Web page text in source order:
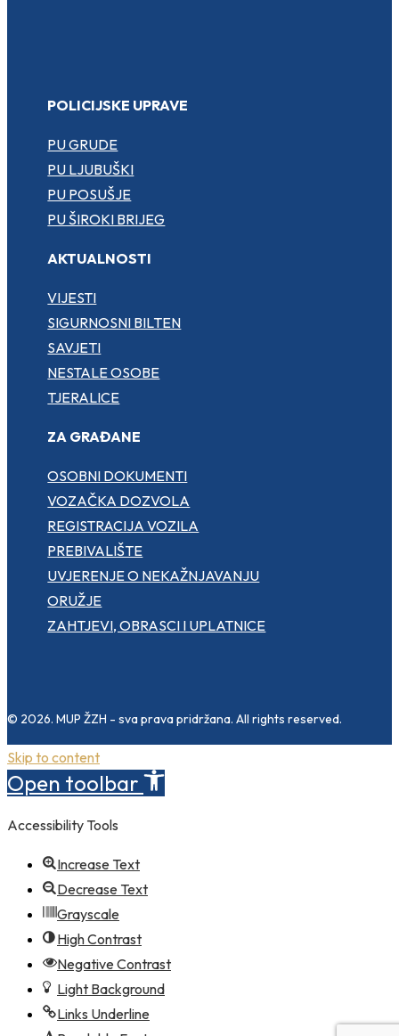
POLICIJSKE UPRAVE
PU GRUDE
PU LJUBUŠKI
PU POSUŠJE
PU ŠIROKI BRIJEG
AKTUALNOSTI
VIJESTI
SIGURNOSNI BILTEN
SAVJETI
NESTALE OSOBE
TJERALICE
ZA GRAĐANE
OSOBNI DOKUMENTI
VOZAČKA DOZVOLA
REGISTRACIJA VOZILA
PREBIVALIŠTE
UVJERENJE O NEKAŽNJAVANJU
ORUŽJE
ZAHTJEVI, OBRASCI I UPLATNICE
© 2026. MUP ŽZH - sva prava pridržana. All rights reserved.
Skip to content
Open toolbar
Accessibility Tools
Increase Text
Decrease Text
Grayscale
High Contrast
Negative Contrast
Light Background
Links Underline